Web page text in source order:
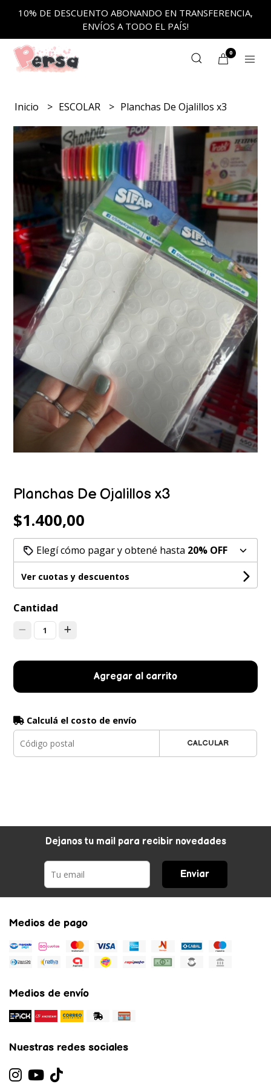
10% DE DESCUENTO ABONANDO EN TRANSFERENCIA,
ENVÍOS A TODO EL PAÍS!
0
Inicio ESCOLAR Planchas De Ojalillos x3
Planchas De Ojalillos x3
$1.400,00
Elegí cómo pagar y obtené hasta 20% OFF
Ver cuotas y descuentos
Cantidad
1
Agregar al carrito
Calculá el costo de envío
CALCULAR
Dejanos tu mail para recibir novedades
Enviar
Medios de pago
Medios de envío
Nuestras redes sociales